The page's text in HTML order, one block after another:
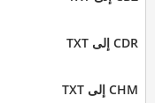
CDR إلى TXT
CHM إلى TXT